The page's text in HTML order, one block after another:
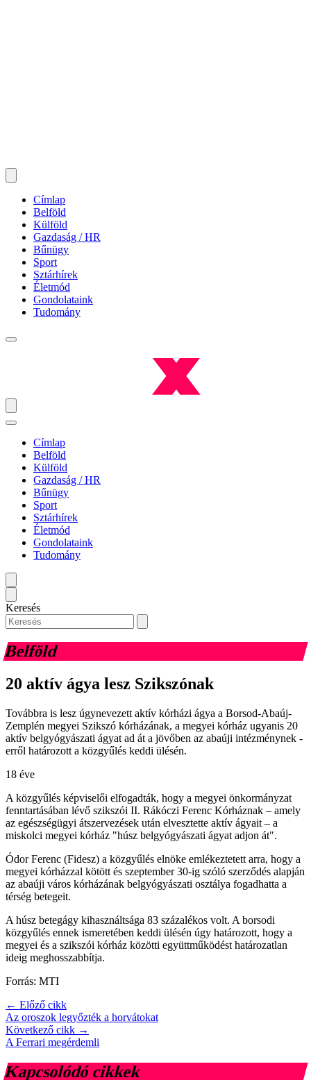
Címlap
Belföld
Külföld
Gazdaság / HR
Bűnügy
Sport
Sztárhírek
Életmód
Gondolataink
Tudomány
Címlap
Belföld
Külföld
Gazdaság / HR
Bűnügy
Sport
Sztárhírek
Életmód
Gondolataink
Tudomány
Keresés
Belföld
20 aktív ágya lesz Szikszónak
Továbbra is lesz úgynevezett aktív kórházi ágya a Borsod-Abaúj-
Zemplén megyei Szikszó kórházának, a megyei kórház ugyanis 20
aktív belgyógyászati ágyat ad át a jövőben az abaúji intézménynek -
erről határozott a közgyűlés keddi ülésén.
18 éve
A közgyűlés képviselői elfogadták, hogy a megyei önkormányzat
fenntartásában lévő szikszói II. Rákóczi Ferenc Kórháznak – amely
az egészségügyi átszervezések után elvesztette aktív ágyait – a
miskolci megyei kórház "húsz belgyógyászati ágyat adjon át".
Ódor Ferenc (Fidesz) a közgyűlés elnöke emlékeztetett arra, hogy a
megyei kórházzal kötött és szeptember 30-ig szóló szerződés alapján
az abaúji város kórházának belgyógyászati osztálya fogadhatta a
térség betegeit.
A húsz betegágy kihasználtsága 83 százalékos volt. A borsodi
közgyűlés ennek ismeretében keddi ülésén úgy határozott, hogy a
megyei és a szikszói kórház közötti együttműködést határozatlan
ideig meghosszabbítja.
Forrás: MTI
← Előző cikk
Az oroszok legyőzték a horvátokat
Következő cikk →
A Ferrari megérdemli
Kapcsolódó cikkek